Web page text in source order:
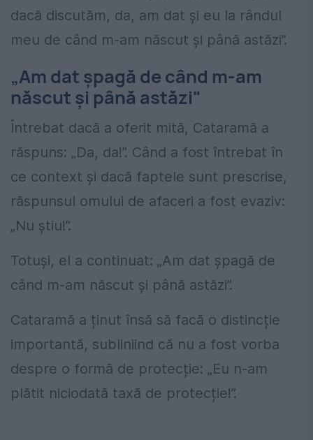
dacă discutăm, da, am dat și eu la rândul
meu de când m-am născut și până astăzi”.
„Am dat șpagă de când m-am
născut și până astăzi"
Întrebat dacă a oferit mită, Cataramă a
răspuns: „Da, da!”. Când a fost întrebat în
ce context și dacă faptele sunt prescrise,
răspunsul omului de afaceri a fost evaziv:
„Nu știu!”.
Totuși, el a continuat: „Am dat șpagă de
când m-am născut și până astăzi”.
Cataramă a ținut însă să facă o distincție
importantă, subliniind că nu a fost vorba
despre o formă de protecție: „Eu n-am
plătit niciodată taxă de protecție!”.